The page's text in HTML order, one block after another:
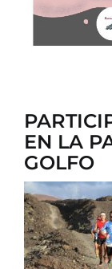
EN LA
GOLFO